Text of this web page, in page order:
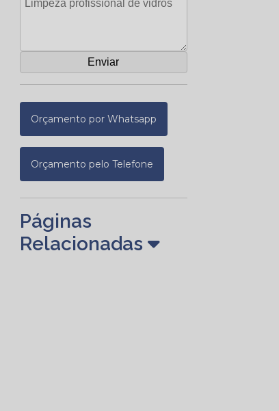
Orçamento por Whatsapp
Orçamento pelo Telefone
Páginas
Relacionadas